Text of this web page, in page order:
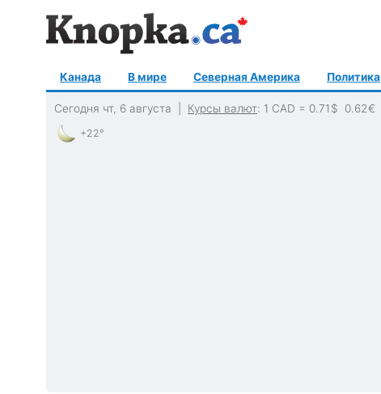
Канада В мире Северная Америка Политика
Сегодня чт, 6 августа | Курсы валют: 1 CAD = 0.71 $ 0.62€
+22°